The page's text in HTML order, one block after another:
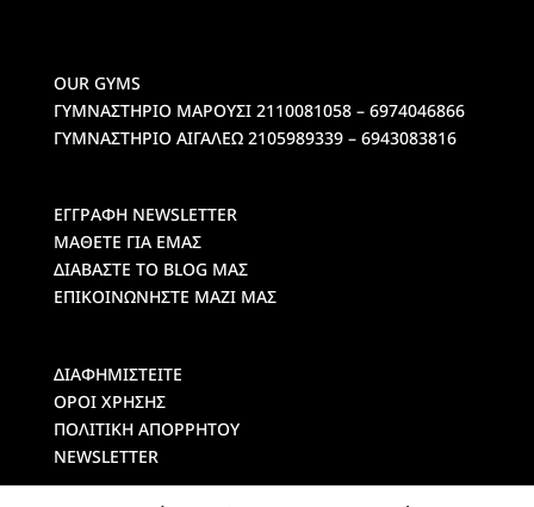
OUR GYMS
ΓΥΜΝΑΣΤΗΡΙΟ ΜΑΡΟΥΣΙ2110081058 – 6974046866
ΓΥΜΝΑΣΤΗΡΙΟ ΑΙΓΑΛΕΩ2105989339 – 6943083816
ΕΓΓΡΑΦΗ NEWSLETTER
ΜΑΘΕΤΕ ΓΙΑ ΕΜΑΣ
ΔΙΑΒΑΣΤΕ ΤΟ BLOG ΜΑΣ
ΕΠΙΚΟΙΝΩΝΗΣΤΕ ΜΑΖΙ ΜΑΣ
ΔΙΑΦΗΜΙΣΤΕΙΤΕ
ΟΡΟΙ ΧΡΗΣΗΣ
ΠΟΛΙΤΙΚΗ ΑΠΟΡΡΗΤΟΥ
NEWSLETTER